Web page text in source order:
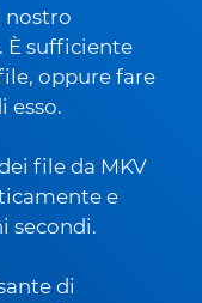
nostro
È sufficiente
oppure fare
esso.
file da MKV
e
secondi.
di